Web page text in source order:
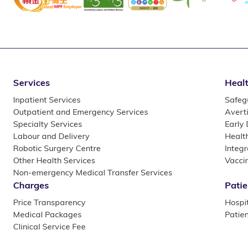
Services
Inpatient Services
Outpatient and Emergency Services
Specialty Services
Labour and Delivery
Robotic Surgery Centre
Other Health Services
Non-emergency Medical Transfer Services
Early
Charges
Price Transparency
Medical Packages
Clinical Service Fee